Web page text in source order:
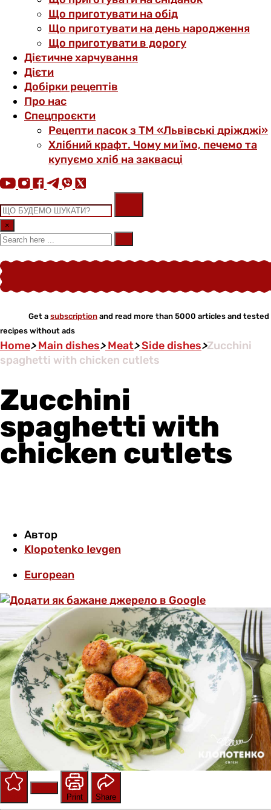
Що приготувати на обід
Що приготувати на день народження
Що приготувати в дорогу
Дієтичне харчування
Дієти
Добірки рецептів
Про нас
Спецпроєкти
Рецепти пасок з ТМ «Львівські дріжджі»
Хлібний крафт. Чому ми їмо, печемо та
купуємо хліб на заквасці
×
Get a subscription and read more than 5000 articles and tested
recipes without ads
Home>Main dishes>Meat>Side dishes>Zucchini
spaghetti with chicken cutlets
Zucchini
spaghetti with
chicken cutlets
Автор
Klopotenko Ievgen
European
Print
Share